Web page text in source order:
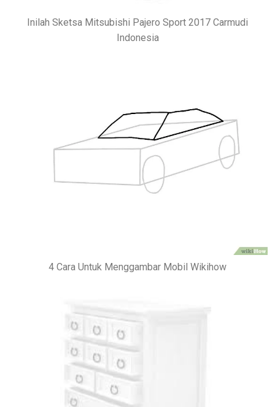
Inilah Sketsa Mitsubishi Pajero Sport 2017 Carmudi
Indonesia
4 Cara Untuk Menggambar Mobil Wikihow